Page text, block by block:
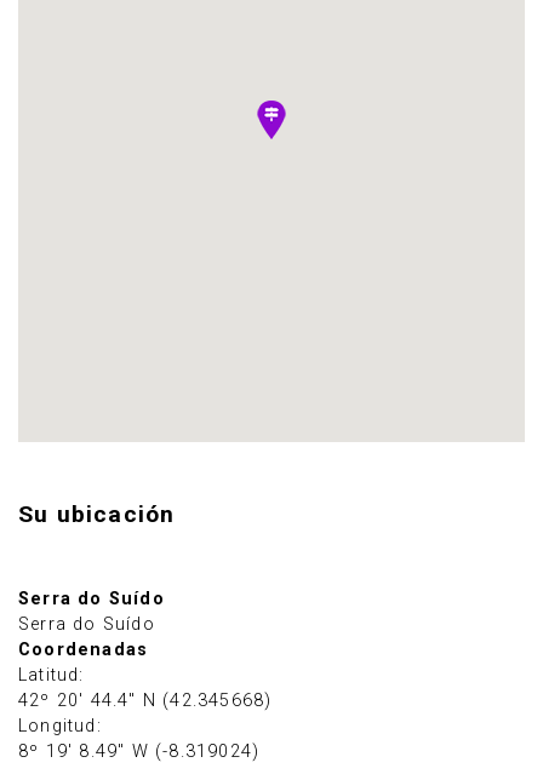
Su ubicación
Serra do Suído
Serra do Suído
Coordenadas
Latitud:
42º 20' 44.4" N (42.345668)
Longitud:
8º 19' 8.49" W (-8.319024)